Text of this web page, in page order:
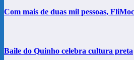
Com mais de duas mil pessoas,
Baile do Quinho celebra cultura preta